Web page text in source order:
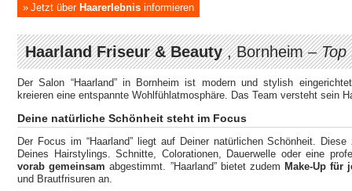
Jetzt über Haarerlebnis informieren
Haarland Friseur & Beauty, Bornheim –Top
Der Salon “Haarland” in Bornheim ist modern und stylish
kreieren eine entspannte Wohlfühlatmosphäre. Das Team versteht sein
Deine natürliche Schönheit steht im Focus
Der Focus im “Haarland” liegt auf Deiner natürlichen Schönheit.
Deines Hairstylings. Schnitte, Colorationen, Dauerwelle oder eine
vorab gemeinsam abgestimmt. ”Haarland” bietet zudemMake-Up für
und Brautfrisuren an.